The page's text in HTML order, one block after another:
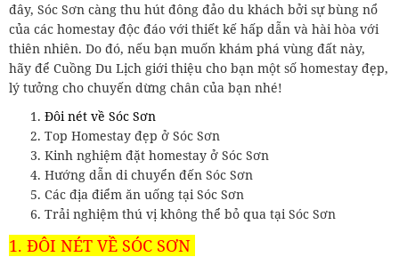
đây, Sóc Sơn càng thu hút đông đảo du khách bởi sự bùng nổ
của các homestay độc đáo với thiết kế hấp dẫn và hài hòa với
thiên nhiên. Do đó, nếu bạn muốn khám phá vùng đất này,
hãy để Cuồng Du Lịch giới thiệu cho bạn một số homestay đẹp,
lý tưởng cho chuyến dừng chân của bạn nhé!
Đôi nét về Sóc Sơn
Top Homestay đẹp ở Sóc Sơn
Kinh nghiệm đặt homestay ở Sóc Sơn
Hướng dẫn di chuyển đến Sóc Sơn
Các địa điểm ăn uống tại Sóc Sơn
Trải nghiệm thú vị không thể bỏ qua tại Sóc Sơn
1. ĐÔI NÉT VỀ SÓC SƠN